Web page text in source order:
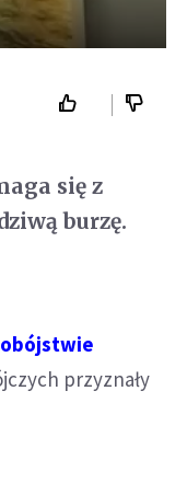
się z
burzę.
przyznały